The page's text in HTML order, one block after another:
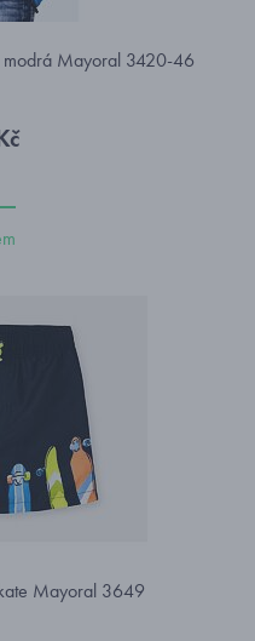
modrá Mayoral 3420-46
Mayoral 3649